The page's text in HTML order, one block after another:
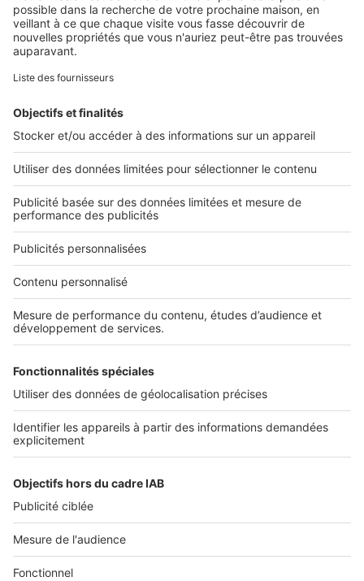
Retrouvez-nous sur ...
L'ENTREPRISE
Qui sommes-nous ?
Nous contacter
Nous recrutons
NOS APPLICATIONS
Découvrez nos applications
Tous nos services pro
Accès client
Mes annonces sur SeLoger
À DÉCOUVRIR
Tout l'immobilier
Toutes les villes
Tous les départements
Toutes les régions